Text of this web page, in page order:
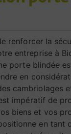
renforcer la
entreprise à
porte blindée
en
cambriolages
impératif de
biens et vos
en tant